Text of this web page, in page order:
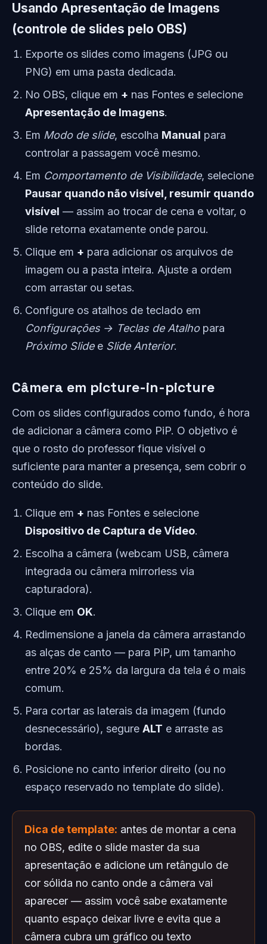
Usando Apresentação de Imagens
(controle de slides pelo OBS)
Exporte os slides como imagens (JPG ou
PNG) em uma pasta dedicada.
No OBS, clique em + nas Fontes e selecione
Apresentação de Imagens.
Em Modo de slide, escolha Manual para
controlar a passagem você mesmo.
Em Comportamento de Visibilidade, selecione
Pausar quando não visível, resumir quando
visível — assim ao trocar de cena e voltar, o
slide retorna exatamente onde parou.
Clique em + para adicionar os arquivos de
imagem ou a pasta inteira. Ajuste a ordem
com arrastar ou setas.
Configure os atalhos de teclado em
Configurações → Teclas de Atalhopara
Próximo Slidee Slide Anterior.
Câmera em picture-in-picture
Com os slides configurados como fundo, é hora
de adicionar a câmera como PiP. O objetivo é
que o rosto do professor fique visível o
suficiente para manter a presença, sem cobrir o
conteúdo do slide.
Clique em + nas Fontes e selecione
Dispositivo de Captura de Vídeo.
Escolha a câmera (webcam USB, câmera
integrada ou câmera mirrorless via
capturadora).
Clique em OK.
Redimensione a janela da câmera arrastando
as alças de canto — para PiP, um tamanho
entre 20% e 25% da largura da tela é o mais
comum.
Para cortar as laterais da imagem (fundo
desnecessário), segure ALT e arraste as
bordas.
Posicione no canto inferior direito (ou no
espaço reservado no template do slide).
Dica de template: antes de montar a cena
no OBS, edite o slide master da sua
apresentação e adicione um retângulo de
cor sólida no canto onde a câmera vai
aparecer — assim você sabe exatamente
quanto espaço deixar livre e evita que a
câmera cubra um gráfico ou texto